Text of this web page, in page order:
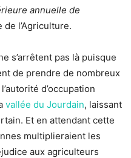
annuelle de
l’Agriculture.
s’arrêtent pas là puisque
de prendre de nombreux
d’occupation
vallée du Jourdain, laissant
Et en attendant cette
multiplieraient les
aux agriculteurs